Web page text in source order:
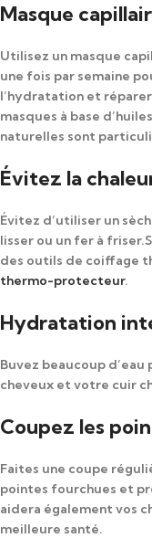
Masque
Utilisez un masque
une fois par semaine
l’hydratation et
masques à base
naturelles sont
Évitez la
Évitez d’utiliser un
lisser ou un fer à
des outils de coiffage
thermo-protecteur.
Hydratation
Buvez beaucoup
cheveux et votre cuir
Coupez les
Faites une coupe
pointes fourchues et
aidera également vos
meilleure santé.